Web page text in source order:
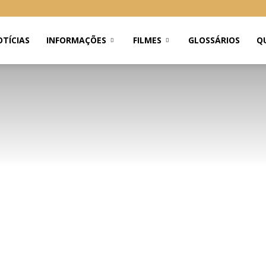
INFORMAÇÕES FILMES GLOSSÁRIOS